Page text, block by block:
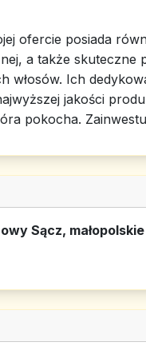
ofercie posiada
a także skuteczne
włosów. Ich
jakości
pokocha.
Sącz, małopolskie